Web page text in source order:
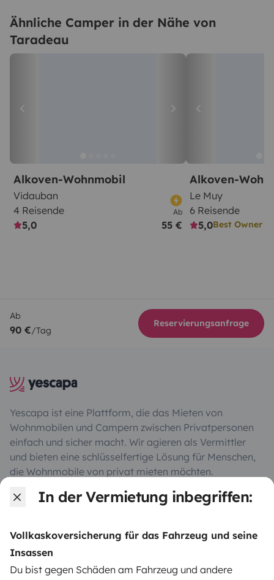
In der Vermietung inbegriffen:
Vollkaskoversicherung für das Fahrzeug und seine
Insassen
Du bist gegen Schäden am Fahrzeug und andere
Ähnliche Camper in der Nähe von
Taradeau
Alkoven-Wohnmobil
Vidauban
4 Reisende
5,0
Ab
55 €
Alkoven-
Le Muy
6 Reisende
5,0Best Owner
Ab
90 €/Tag
Reservierungsanfrage
Yescapa ist eine Plattform, die das Mieten von
Wohnmobilen und Campern zwischen Privatpersonen
einfach und sicher macht. Wir agieren als Vermittler
und bieten eine schlüsselfertige Lösung für Menschen,
die Wohnmobile von privat mieten möchten.
Note 4.55/5 von 208 Kundenbewertungen auf Trusted
Instagram
X